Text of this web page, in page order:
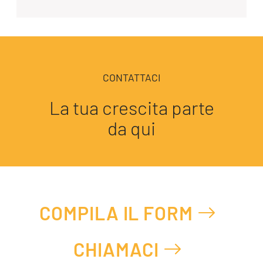
CONTATTACI
La tua crescita parte
da qui
COMPILA IL FORM
CHIAMACI